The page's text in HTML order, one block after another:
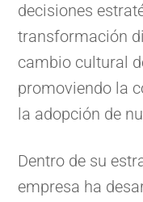
decisiones
transformación
cambio cultural
promoviendo la
la adopción de
Dentro de su
empresa ha